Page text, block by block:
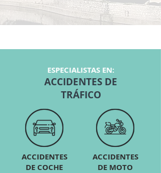
ESPECIALISTAS EN:
ACCIDENTES DE
TRÁFICO
ACCIDENTES
DE COCHE
ACCIDENTES
DE MOTO